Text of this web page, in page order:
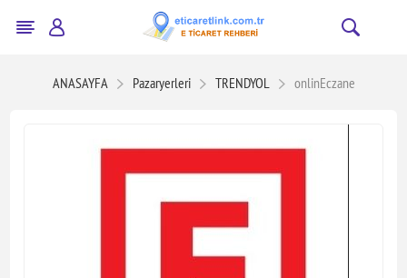
ANASAYFA Pazaryerleri TRENDYOL onlinEczane